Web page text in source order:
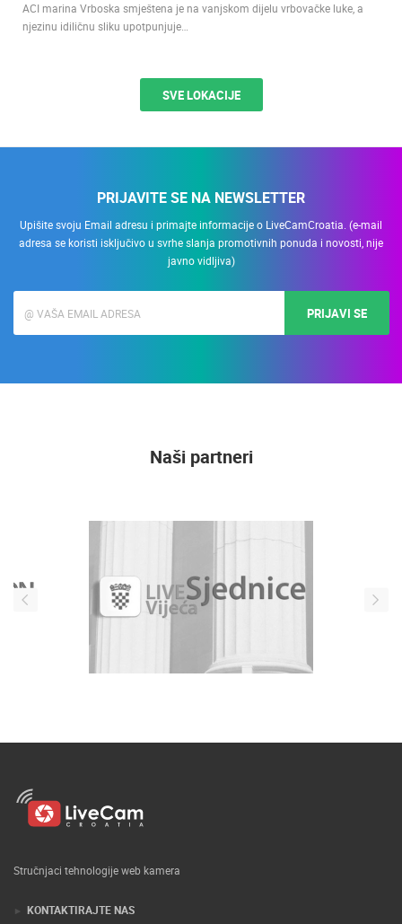
ACI marina Vrboska smještena je na vanjskom dijelu vrbovačke luke, a
njezinu idiličnu sliku upotpunjuje…
SVE LOKACIJE
PRIJAVITE SE NA NEWSLETTER
Upišite svoju Email adresu i primajte informacije o LiveCamCroatia. (e-mail
adresa se koristi isključivo u svrhe slanja promotivnih ponuda i novosti, nije
javno vidljiva)
PRIJAVI SE
Naši partneri
Stručnjaci tehnologije web kamera
KONTAKTIRAJTE NAS